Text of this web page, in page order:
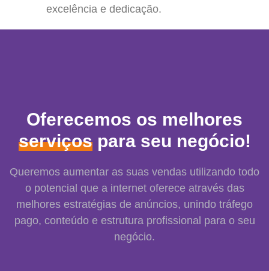
excelência e dedicação.
Oferecemos os melhores
serviçospara seu negócio!
Queremos aumentar as suas vendas utilizando todo
o potencial que a internet oferece através das
melhores estratégias de anúncios, unindo tráfego
pago, conteúdo e estrutura profissional para o seu
negócio.